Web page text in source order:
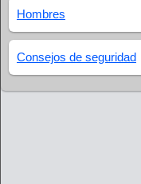
Hombres
Consejos de seguridad